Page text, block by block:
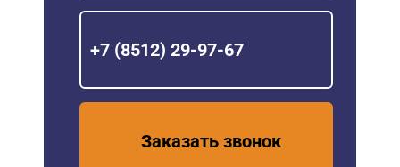
+7 (8512) 29-97-67
Заказать звонок